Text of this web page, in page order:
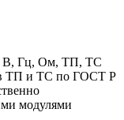
В, Гц, Ом, ТП, ТС
ТП и ТС по ГОСТ Р
модулями